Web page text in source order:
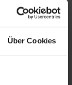
Über Cookies
Planung geht Ihnen
entsprechende